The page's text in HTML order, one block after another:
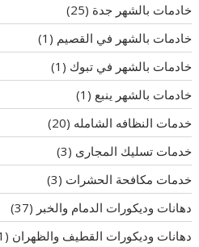
خادمات بالشهر جدة (25)
خادمات بالشهر في القصيم (1)
خادمات بالشهر في تبوك (1)
خادمات بالشهر ينبع (1)
خدمات النظافه الشامله (20)
خدمات تسليك المجارى (3)
خدمات مكافحة الحشرات (3)
دهانات وديكورات الدمام والخبر (37)
دهانات وديكورات القطيف والظهران (31)